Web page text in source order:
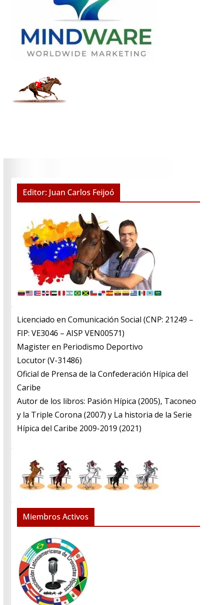
Editor: Juan Carlos Feijoó
Licenciado en Comunicación Social (CNP: 21249 –
FIP: VE3046 – AISP VEN00571)
​Magister en Periodismo Deportivo
​Locutor (V-31486)
​Oficial de Prensa de la Confederación Hípica del
Caribe
​Autor de los libros: Pasión Hípica (2005), Taconeo
y la Triple Corona (2007) y La historia de la Serie
Hípica del Caribe 2009-2019 (2021)
Miembros Activos